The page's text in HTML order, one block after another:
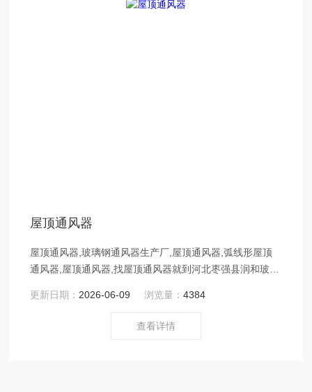
屋顶通风器
屋顶通风器,玻璃钢通风器生产厂,屋顶通风器,弧线形屋顶
通风器,屋顶通风器,找屋顶通风器就到河北枣强县润和玻璃
更新日期： 2026-06-09 浏览量：4384
查看详情